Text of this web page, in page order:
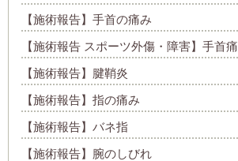
【施術報告】手首の痛み
【施術報告 スポーツ外傷・障害】手首痛
【施術報告】腱鞘炎
【施術報告】指の痛み
【施術報告】バネ指
【施術報告】腕のしびれ